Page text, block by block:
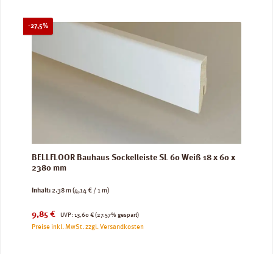
-27,5%Rabatt
BELLFLOOR Bauhaus Sockelleiste SL 60 Weiß 18 x 60 x
2380 mm
Inhalt:2.38 m (4,14 € / 1 m)
Verkaufspreis:
9,85 € UVP:
Regulärer Preis:
13,60 € (27.57% gespart)
Preise inkl. MwSt. zzgl. Versandkosten